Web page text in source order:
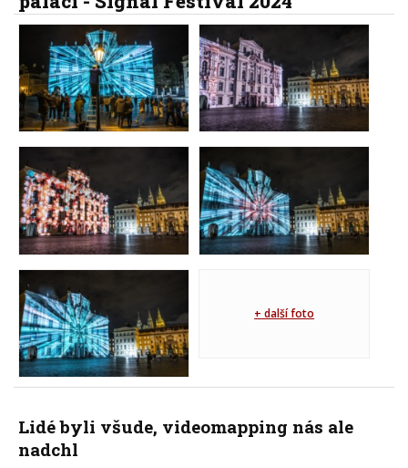
+ další foto
Lidé byli všude, videomapping nás ale
nadchl